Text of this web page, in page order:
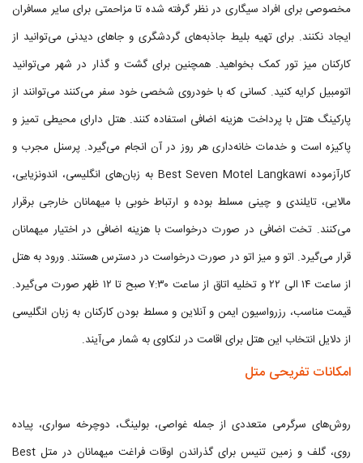
مخصوصی برای افراد سیگاری در نظر گرفته شده تا مزاحمتی برای سایر مسافران
ایجاد نکنند. برای تهیه بلیط جاذبه‌های گردشگری و جاهای دیدنی می‌توانید از
کارکنان میز تور کمک بخواهید. همچنین برای گشت و گذار در شهر می‌توانید
اتومبیل کرایه کنید. کسانی که با خودروی شخصی خود سفر می‌کنند می‌توانند از
پارکینگ هتل با پرداخت هزینه اضافی استفاده کنند. هتل دارای محیطی تمیز و
پاکیزه است و خدمات خانه‌داری هر روز در آن انجام می‌گیرد. پرسنل مجرب و
کارآزموده Best Seven Motel Langkawi به زبان‌های انگلیسی، اندونزیایی،
مالایی، تایلندی و چینی مسلط بوده و ارتباط خوبی با میهمانان خارجی برقرار
می‌کنند. تخت اضافی در صورت درخواست با هزینه اضافی در اختیار میهمانان
قرار می‌گیرد. اتو و میز اتو در صورت درخواست در دسترس هستند. ورود به هتل
از ساعت ۱۴ الی ۲۲ و تخلیه اتاق از ساعت ۷:۳۰ صبح تا ۱۲ ظهر صورت می‌گیرد.
قیمت مناسب، رزرواسیون ایمن و آنلاین و مسلط بودن کارکنان به زبان انگلیسی
از دلایل انتخاب این هتل برای اقامت در لنکاوی به شمار می‌آیند.
امکانات تفریحی متل
روش‌های سرگرمی متعددی از جمله غواصی، بولینگ، دوچرخه سواری، پیاده
روی، گلف و زمین تنیس برای گذراندن اوقات فراغت میهمانان در متل Best